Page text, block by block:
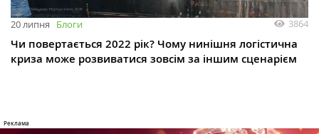
20 липня Блоги 3864
Чи повертається 2022 рік? Чому нинішня логістична
криза може розвиватися зовсім за іншим сценарієм